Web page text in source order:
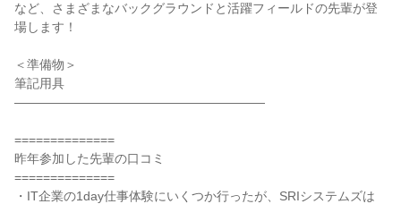
など、さまざまなバックグラウンドと活躍フィールドの先輩が登
場します！
＜準備物＞
筆記用具
――――――――――――――――――――
==============
昨年参加した先輩の口コミ
==============
・IT企業の1day仕事体験にいくつか行ったが、SRIシステムズは